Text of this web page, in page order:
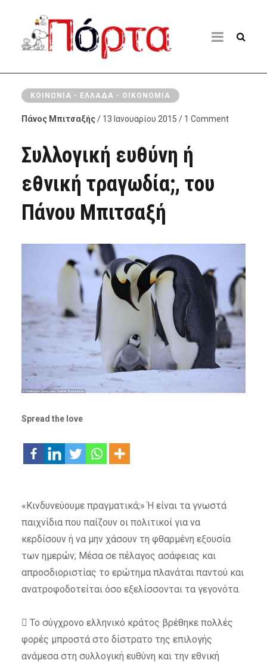
ΚΟΙΝΩΝΊΑ - ΕΛΛΆΔΑ - ΟΙΚΟΝΟΜΊΑ
Πάνος Μπιτσαξής/ 13 Ιανουαρίου 2015 / 1 Comment
Συλλογική ευθύνη ή
εθνική τραγωδία;, του
Πάνου Μπιτσαξή
Spread the love
«Κινδυνεύουμε πραγματικά;» Ή είναι τα γνωστά
παιχνίδια που παίζουν οι πολιτικοί για να
κερδίσουν ή να μην χάσουν τη φθαρμένη εξουσία
των ημερών; Μέσα σε πέλαγος ασάφειας και
απροσδιοριστίας το ερώτημα πλανάται παντού και
ανατροφοδοτείται όσο εξελίσσονται τα γεγονότα.
 Το σύγχρονο ελληνικό κράτος βρέθηκε πολλές
φορές μπροστά στο δίστρατο της επιλογής
ανάμεσα στη συλλογική ευθύνη και την εθνική